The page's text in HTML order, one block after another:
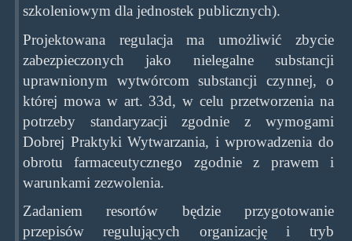
szkoleniowym dla jednostek publicznych).
Projektowana regulacja ma umożliwić zbycie
zabezpieczonych jako nielegalne substancji
uprawnionym wytwórcom substancji czynnej, o
której mowa w art. 33d, w celu przetworzenia na
potrzeby standaryzacji zgodnie z wymogami
Dobrej Praktyki Wytwarzania, i wprowadzenia do
obrotu farmaceutycznego zgodnie z prawem i
warunkami zezwolenia.
Zadaniem resortów będzie przygotowanie
przepisów regulujących organizację i tryb